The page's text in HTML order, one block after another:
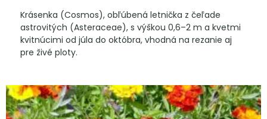
Krásenka (Cosmos), obľúbená letnička z čeľade
astrovitých (Asteraceae), s výškou 0,6–2 m a kvetmi
kvitnúcimi od júla do októbra, vhodná na rezanie aj
pre živé ploty.